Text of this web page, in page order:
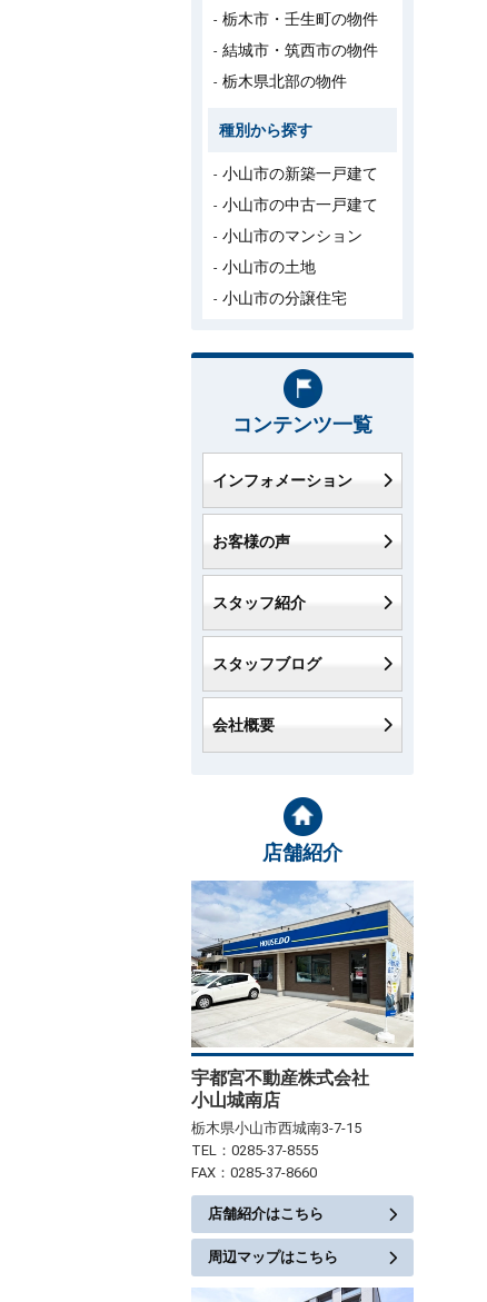
栃木市・壬生町の物件
結城市・筑西市の物件
栃木県北部の物件
種別から探す
小山市の新築一戸建て
小山市の中古一戸建て
小山市のマンション
小山市の土地
小山市の分譲住宅
コンテンツ一覧
インフォメーション
お客様の声
スタッフ紹介
スタッフブログ
会社概要
店舗紹介
宇都宮不動産株式会社
小山城南店
栃木県小山市西城南3-7-15
TEL：0285-37-8555
FAX：0285-37-8660
店舗紹介はこちら
周辺マップはこちら